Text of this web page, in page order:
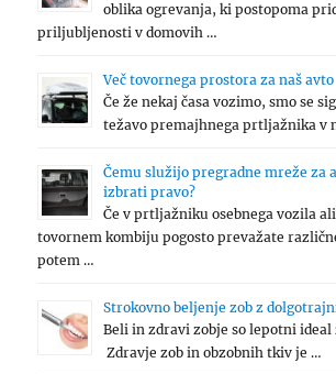
oblika ogrevanja, ki postopoma
priljubljenosti v domovih …
Več tovornega prostora za naš avto
Če že nekaj časa vozimo, smo se
težavo premajhnega prtljažnika v
Čemu služijo pregradne mreže za
izbrati pravo?
Če v prtljažniku osebnega vozila
tovornem kombiju pogosto prevažate
potem …
Strokovno beljenje zob z
Beli in zdravi zobje so lepotni
Zdravje zob in obzobnih tkiv je …